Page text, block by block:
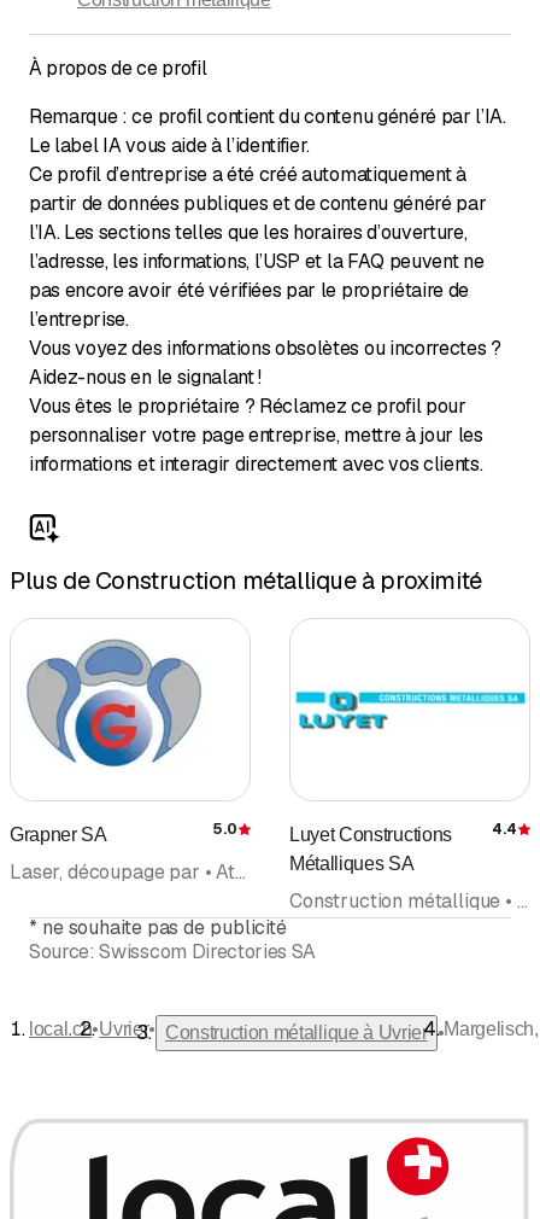
À propos de ce profil
Remarque : ce profil contient du contenu généré par l’IA.
Le label IA vous aide à l’identifier.
Ce profil d’entreprise a été créé automatiquement à
partir de données publiques et de contenu généré par
l’IA. Les sections telles que les horaires d’ouverture,
l’adresse, les informations, l’USP et la FAQ peuvent ne
pas encore avoir été vérifiées par le propriétaire de
l’entreprise.
Vous voyez des informations obsolètes ou incorrectes ?
Aidez-nous en le signalant !
Vous êtes le propriétaire ? Réclamez ce profil pour
personnaliser votre page entreprise, mettre à jour les
informations et interagir directement avec vos clients.
Plus de Construction métallique à proximité
Grapner SA Évaluation
5.0
Laser, découpage par • Atelier mécanique • Usinage des métaux • Construction métallique • Hydraulique
Luyet Constructions
Métalliques SA
4.4
Construction métallique • Serrurerie • Vérandas, jardins d'hiver • Verre • Fenêtres
* ne souhaite pas de publicité
Source: Swisscom Directories SA
local.ch•Uvrier• Construction métallique à Uvrier •